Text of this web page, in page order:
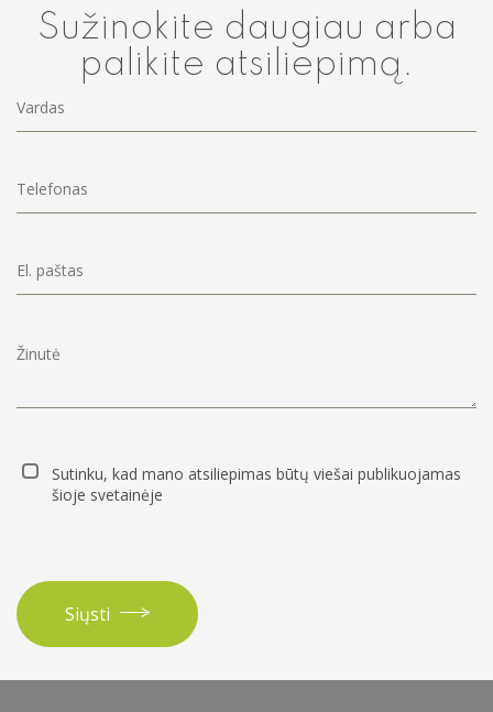
Sužinokite daugiau arba
palikite atsiliepimą.
Sutinku, kad mano atsiliepimas būtų viešai publikuojamas
šioje svetainėje
Siųsti